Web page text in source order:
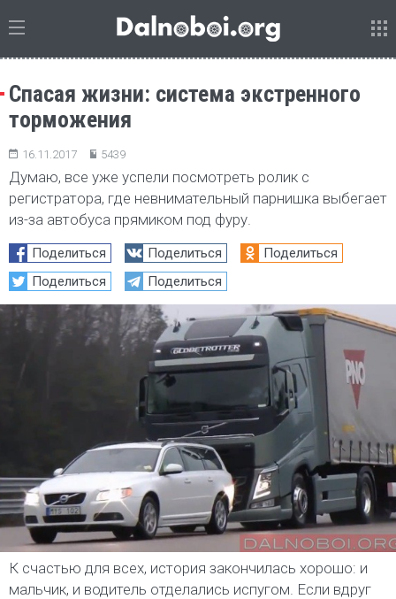
Спасая жизни: система экстренного
торможения
16.11.2017 5439
Думаю, все уже успели посмотреть ролик с
регистратора, где невнимательный парнишка выбегает
из-за автобуса прямиком под фуру.
Поделиться Поделиться
Поделиться
Поделиться
Поделиться
К счастью для всех, история закончилась хорошо: и
мальчик, и водитель отделались испугом. Если вдруг